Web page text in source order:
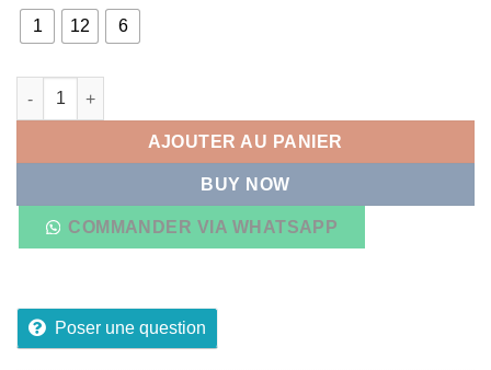
1 12 6
quantité de Whisky APHRO NUBI 750ml 40% alcool
AJOUTER AU PANIER
BUY NOW
COMMANDER VIA WHATSAPP
Poser une question